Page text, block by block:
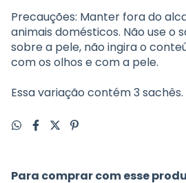
Precauções: Manter fora do
animais domésticos. Não use o
sobre a pele, não ingira o
com os olhos e com a pele.
Essa variação contém 3 sachês.
Para comprar com esse